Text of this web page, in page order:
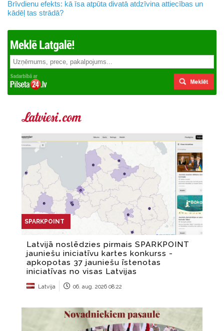
Brīvdienu efekts: kā īsa atpūta divatā atdzīvina attiecības un
kādēļ tas strādā?